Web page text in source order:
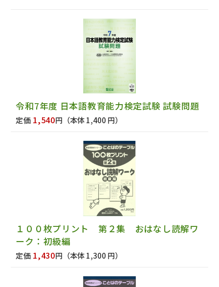
令和7年度 日本語教育能力検定試験 試験問題
定価 1,540円 （本体 1,400 円）
１００枚プリント 第２集 おはなし読解ワ
ーク：初級編
定価 1,430円 （本体 1,300 円）